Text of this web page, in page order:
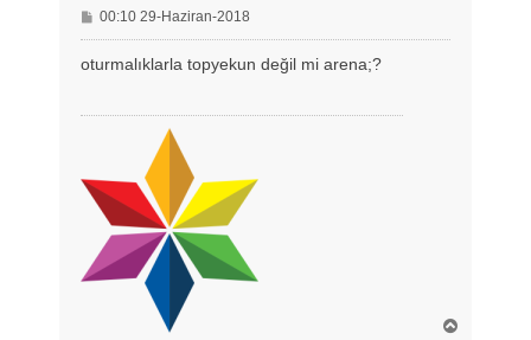
M
e
00:10 29-Haziran-2018
oturmalıklarla topyekun değil mi arena;?